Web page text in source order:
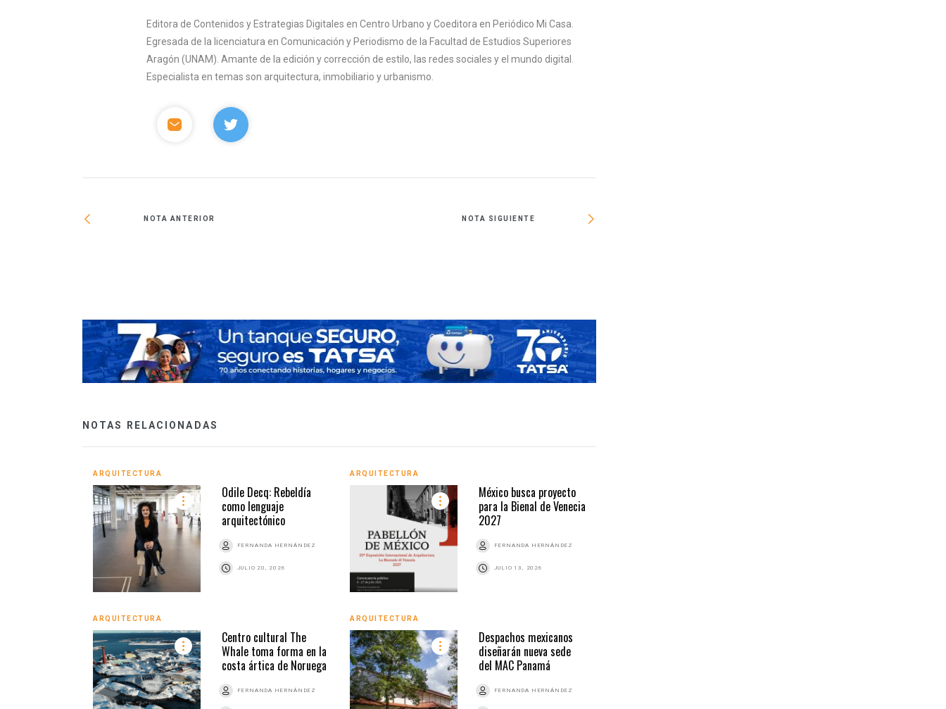
Editora de Contenidos y Estrategias Digitales en Centro Urbano y Coeditora en Periódico Mi Casa.
Egresada de la licenciatura en Comunicación y Periodismo de la Facultad de Estudios Superiores
Aragón (UNAM). Amante de la edición y corrección de estilo, las redes sociales y el mundo digital.
Especialista en temas son arquitectura, inmobiliario y urbanismo.
NOTA ANTERIOR NOTA SIGUIENTE
NOTAS RELACIONADAS
ARQUITECTURA
Odile Decq: Rebeldía
como lenguaje
arquitectónico
FERNANDA HERNÁNDEZ
JULIO 20, 2026
ARQUITECTURA
México busca proyecto
para la Bienal de Venecia
2027
FERNANDA HERNÁNDEZ
JULIO 13, 2026
ARQUITECTURA
Centro cultural The
Whale toma forma en la
costa ártica de Noruega
FERNANDA HERNÁNDEZ
ARQUITECTURA
Despachos mexicanos
diseñarán nueva sede
del MAC Panamá
FERNANDA HERNÁNDEZ